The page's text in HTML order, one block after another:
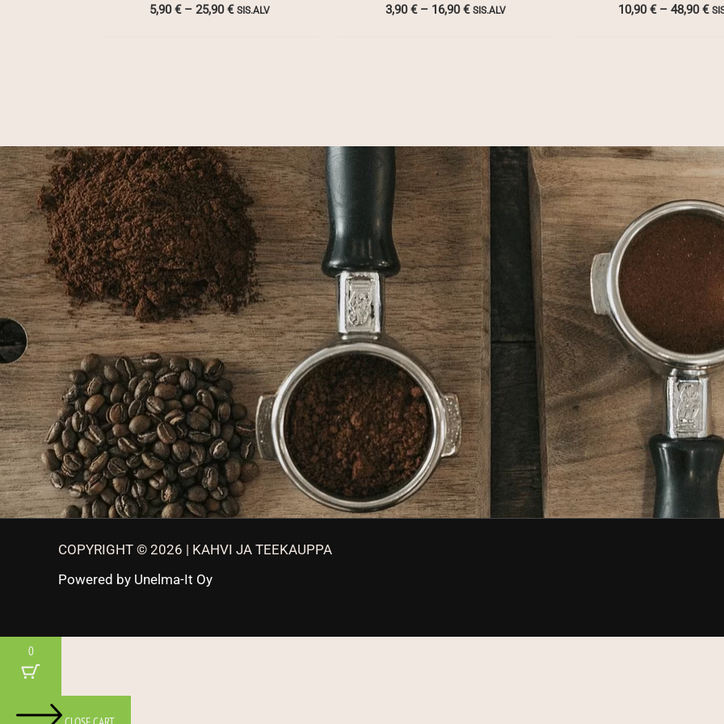
5,90€ – 25,90€Hintaluokka:
SIS.ALV 3,90€ – 16,90€Hintaluokka:
SIS.ALV 10,90€ – 48,90€
COPYRIGHT © 2026 | KAHVI JA TEEKAUPPA
Powered by Unelma-It Oy
0